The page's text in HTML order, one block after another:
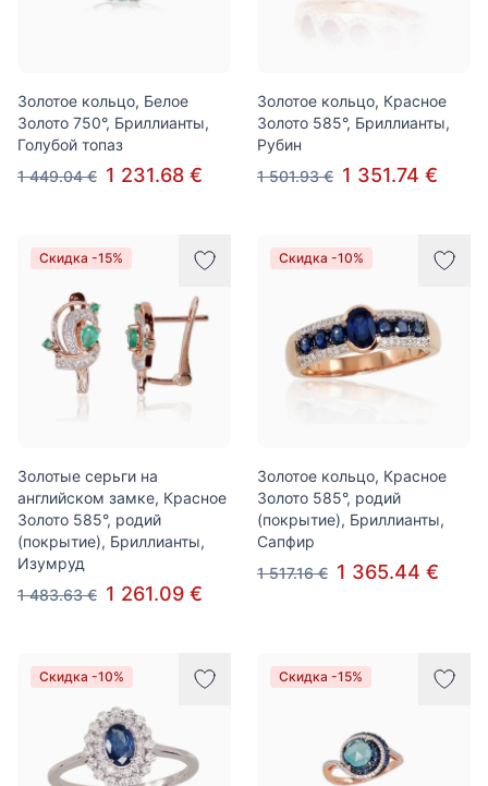
Золотое кольцо, Белое
Золото 750°, Бриллианты,
Голубой топаз
1 449.04 € 1 231.68 €
Золотое кольцо, Красное
Золото 585°, Бриллианты,
Рубин
1 501.93 € 1 351.74 €
Скидка -15%
Золотые серьги на
английском замке, Красное
Золото 585°, родий
(покрытие), Бриллианты,
Изумруд
1 483.63 € 1 261.09 €
Скидка -10%
Золотое кольцо, Красное
Золото 585°, родий
(покрытие), Бриллианты,
Сапфир
1 517.16 € 1 365.44 €
Скидка -10% Скидка -15%